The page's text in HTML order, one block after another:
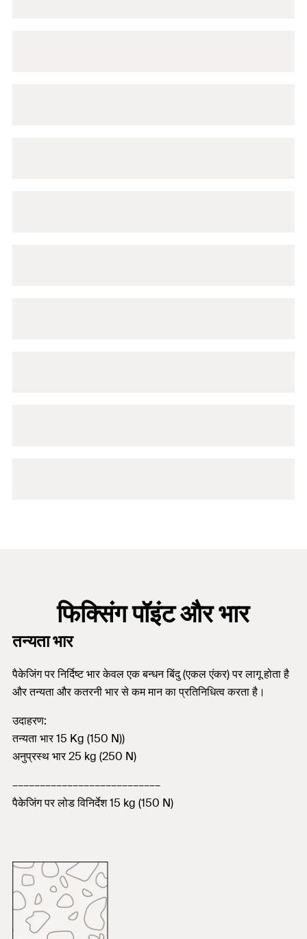
फिक्सिंग पॉइंट और भार
तन्यता भार
पैकेजिंग पर निर्दिष्ट भार केवल एक बन्धन बिंदु (एकल एंकर) पर लागू होता है
और तन्यता और कतरनी भार से कम मान का प्रतिनिधित्व करता है।
उदाहरण:
तन्यता भार 15 Kg (150 N))
अनुप्रस्थ भार 25 kg (250 N)
–––––––––––––––––––––––––––
पैकेजिंग पर लोड विनिर्देश 15 kg (150 N)